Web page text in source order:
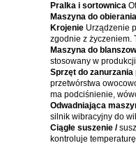
Pralka i sortownica
Maszyna do obierania
Krojenie Urządzenie
zgodnie z życzeniem.
Maszyna do
stosowany w
Sprzęt do zanurzania
przetwórstwa
ma podciśnienie,
Odwadniająca
silnik wibracyjny do
Ciągłe suszenie /
kontroluje